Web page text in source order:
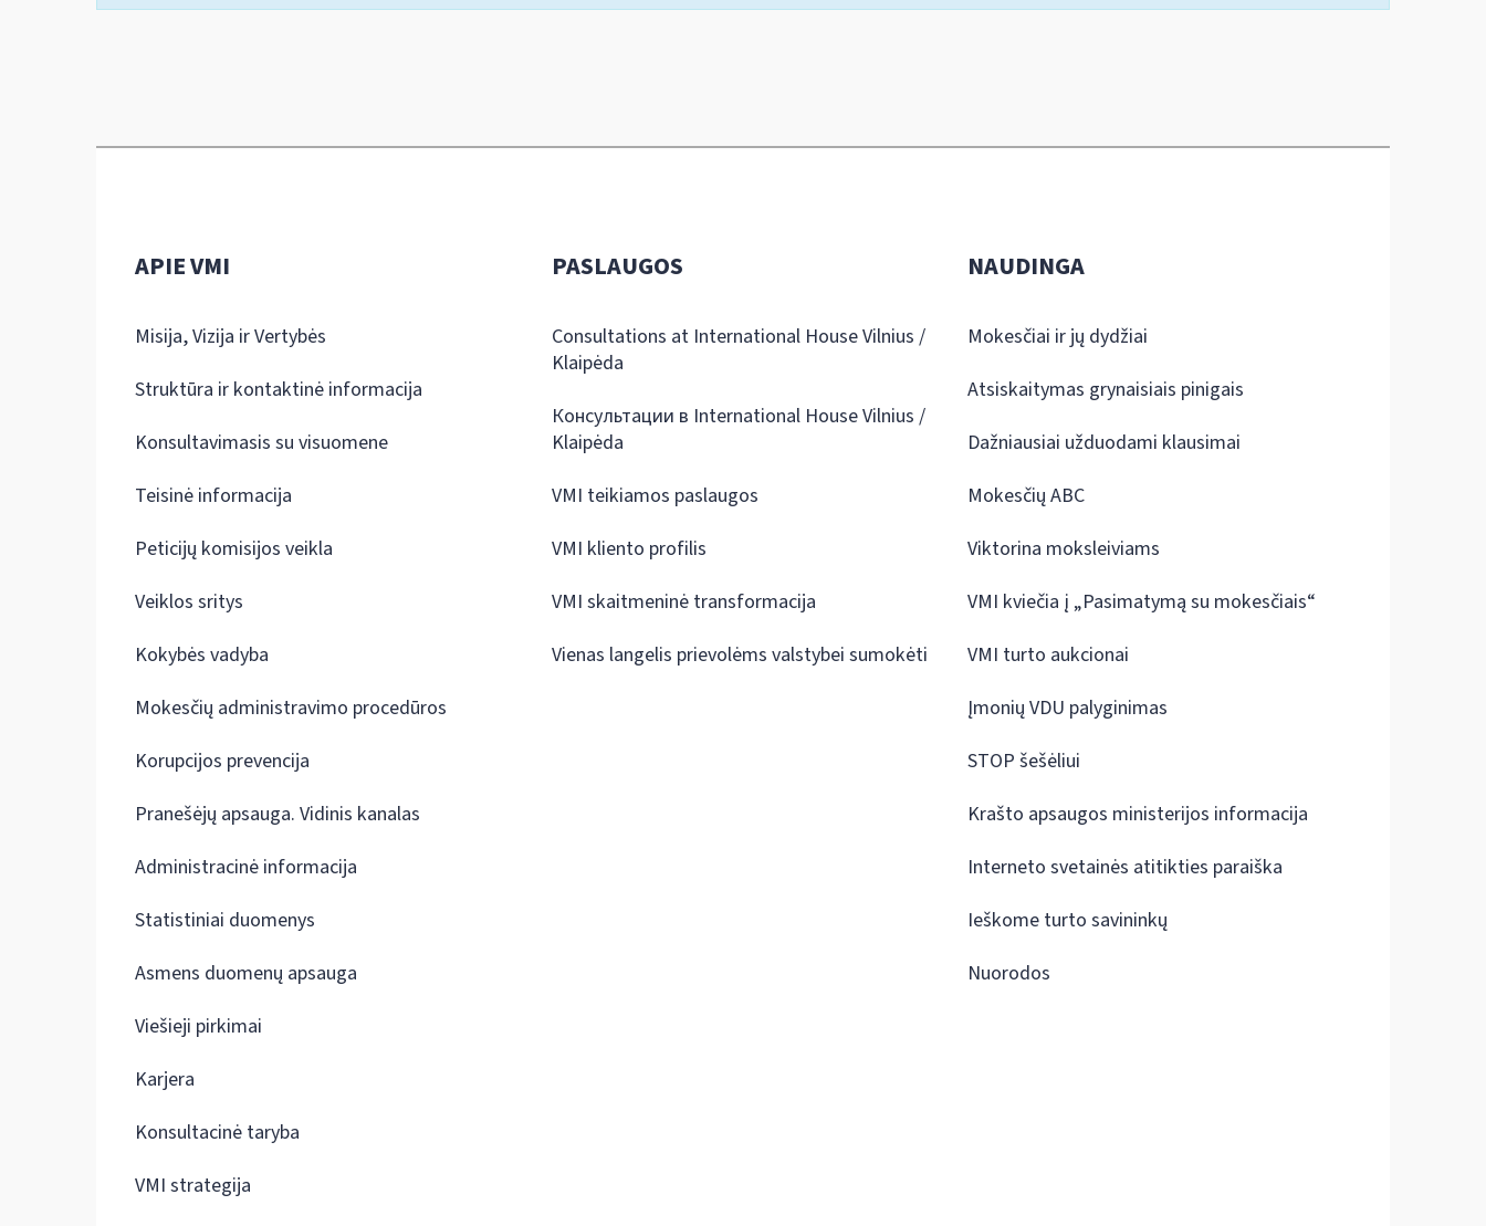
APIE VMI
Misija, Vizija ir Vertybės
Struktūra ir kontaktinė informacija
Konsultavimasis su visuomene
Teisinė informacija
Peticijų komisijos veikla
Veiklos sritys
Kokybės vadyba
Mokesčių administravimo procedūros
Korupcijos prevencija
Pranešėjų apsauga. Vidinis kanalas
Administracinė informacija
Statistiniai duomenys
Asmens duomenų apsauga
Viešieji pirkimai
Karjera
Konsultacinė taryba
VMI strategija
PASLAUGOS
Consultations at International House Vilnius /
Klaipėda
Консультации в International House Vilnius /
Klaipėda
VMI teikiamos paslaugos
VMI kliento profilis
VMI skaitmeninė transformacija
Vienas langelis prievolėms valstybei sumokėti
NAUDINGA
Mokesčiai ir jų dydžiai
Atsiskaitymas grynaisiais pinigais
Dažniausiai užduodami klausimai
Mokesčių ABC
Viktorina moksleiviams
VMI kviečia į „Pasimatymą su mokesčiais“
VMI turto aukcionai
Įmonių VDU palyginimas
STOP šešėliui
Krašto apsaugos ministerijos informacija
Interneto svetainės atitikties paraiška
Ieškome turto savininkų
Nuorodos